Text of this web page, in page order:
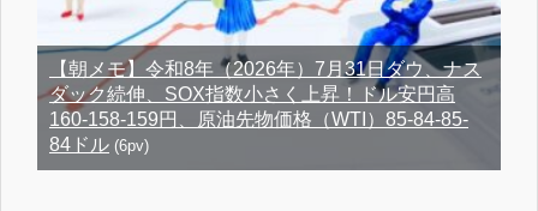
【朝メモ】令和8年（2026年）7月31日ダウ、ナス
ダック続伸、SOX指数小さく上昇！ドル安円高
160-158-159円、原油先物価格（WTI）85-84-85-
84ドル (6pv)